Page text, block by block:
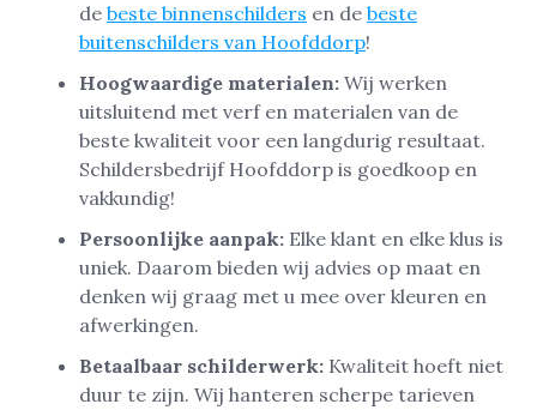
de beste binnenschilders en de beste
buitenschilders van Hoofddorp!
Hoogwaardige materialen: Wij werken
uitsluitend met verf en materialen van de
beste kwaliteit voor een langdurig resultaat.
Schildersbedrijf Hoofddorp is goedkoop en
vakkundig!
Persoonlijke aanpak: Elke klant en elke klus is
uniek. Daarom bieden wij advies op maat en
denken wij graag met u mee over kleuren en
afwerkingen.
Betaalbaar schilderwerk: Kwaliteit hoeft niet
duur te zijn. Wij hanteren scherpe tarieven